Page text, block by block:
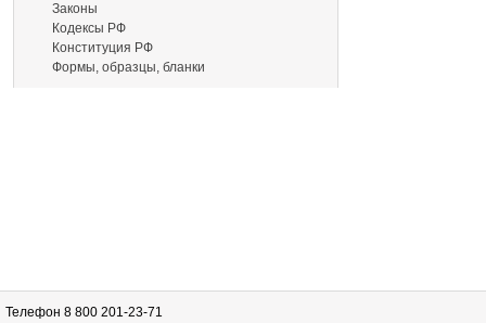
Законы
Кодексы РФ
Конституция РФ
Формы, образцы, бланки
Телефон 8 800 201-23-71